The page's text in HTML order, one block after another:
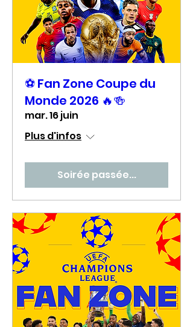
⚽ Fan Zone Coupe du
Monde 2026 🔥🍻
mar. 16 juin
Plus d'infos
Soirée passée...